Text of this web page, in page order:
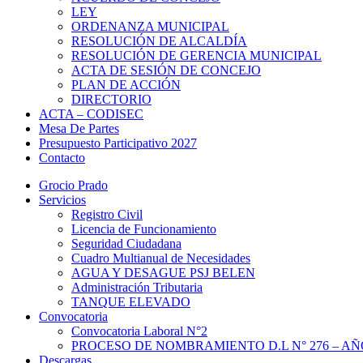
LEY
ORDENANZA MUNICIPAL
RESOLUCIÓN DE ALCALDÍA
RESOLUCIÓN DE GERENCIA MUNICIPAL
ACTA DE SESIÓN DE CONCEJO
PLAN DE ACCIÓN
DIRECTORIO
ACTA – CODISEC
Mesa De Partes
Presupuesto Participativo 2027
Contacto
Grocio Prado
Servicios
Registro Civil
Licencia de Funcionamiento
Seguridad Ciudadana
Cuadro Multianual de Necesidades
AGUA Y DESAGUE PSJ BELEN
Administración Tributaria
TANQUE ELEVADO
Convocatoria
Convocatoria Laboral N°2
PROCESO DE NOMBRAMIENTO D.L N° 276 –
Descargas